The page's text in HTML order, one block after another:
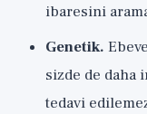
ibaresini
Genetik.
sizde de daha
tedavi